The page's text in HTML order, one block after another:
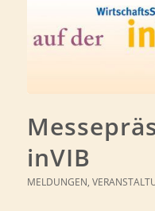
inVIB
MELDUNGEN,